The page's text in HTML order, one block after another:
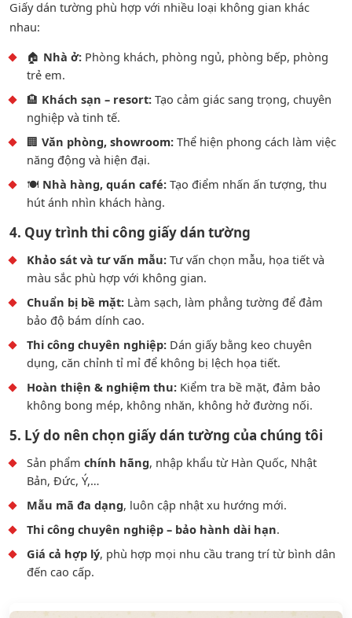
Giấy dán tường phù hợp với nhiều loại không gian khác
nhau:
🏠 Nhà ở: Phòng khách, phòng ngủ, phòng bếp, phòng
trẻ em.
🏨 Khách sạn – resort: Tạo cảm giác sang trọng, chuyên
nghiệp và tinh tế.
🏢 Văn phòng, showroom: Thể hiện phong cách làm việc
năng động và hiện đại.
🍽️ Nhà hàng, quán café: Tạo điểm nhấn ấn tượng, thu
hút ánh nhìn khách hàng.
4. Quy trình thi công giấy dán tường
Khảo sát và tư vấn mẫu: Tư vấn chọn mẫu, họa tiết và
màu sắc phù hợp với không gian.
Chuẩn bị bề mặt: Làm sạch, làm phẳng tường để đảm
bảo độ bám dính cao.
Thi công chuyên nghiệp: Dán giấy bằng keo chuyên
dụng, căn chỉnh tỉ mỉ để không bị lệch họa tiết.
Hoàn thiện & nghiệm thu: Kiểm tra bề mặt, đảm bảo
không bong mép, không nhăn, không hở đường nối.
5. Lý do nên chọn giấy dán tường của chúng tôi
Sản phẩm chính hãng, nhập khẩu từ Hàn Quốc, Nhật
Bản, Đức, Ý,…
Mẫu mã đa dạng, luôn cập nhật xu hướng mới.
Thi công chuyên nghiệp – bảo hành dài hạn.
Giá cả hợp lý, phù hợp mọi nhu cầu trang trí từ bình dân
đến cao cấp.